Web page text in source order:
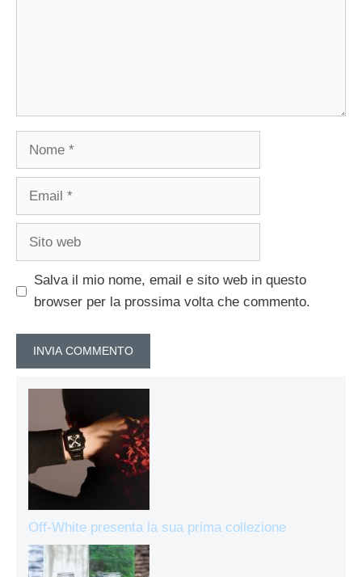
Nome
Email
Sito
Salva il mio nome, email e sito web in questo
browser per la prossima volta che commento.
Off-White presenta la sua prima collezione